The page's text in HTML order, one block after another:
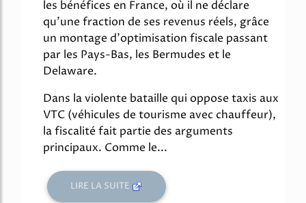
les bénéfices en France, où il ne déclare
qu'une fraction de ses revenus réels, grâce
un montage d'optimisation fiscale passant
par les Pays-Bas, les Bermudes et le
Delaware.
Dans la violente bataille qui oppose taxis aux
VTC (véhicules de tourisme avec chauffeur),
la fiscalité fait partie des arguments
principaux. Comme le...
LIRE LA SUITE